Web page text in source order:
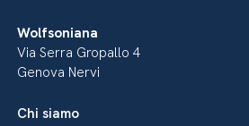
Wolfsoniana
Via Serra Gropallo 4
Genova Nervi
Chi siamo